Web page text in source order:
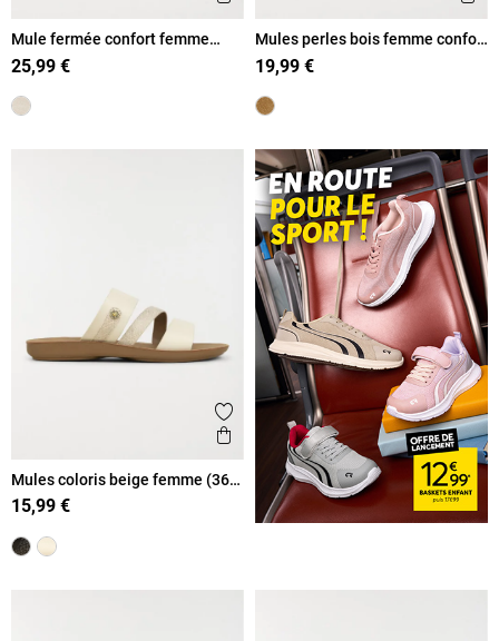
Mule fermée confort femme
beige (36-42)
25,99 €
Mules perles bois femme confort
(36-41)
19,99 €
Ajouter aux favoris
Aperçu rapide
Mules coloris beige femme (36-
41)
15,99 €